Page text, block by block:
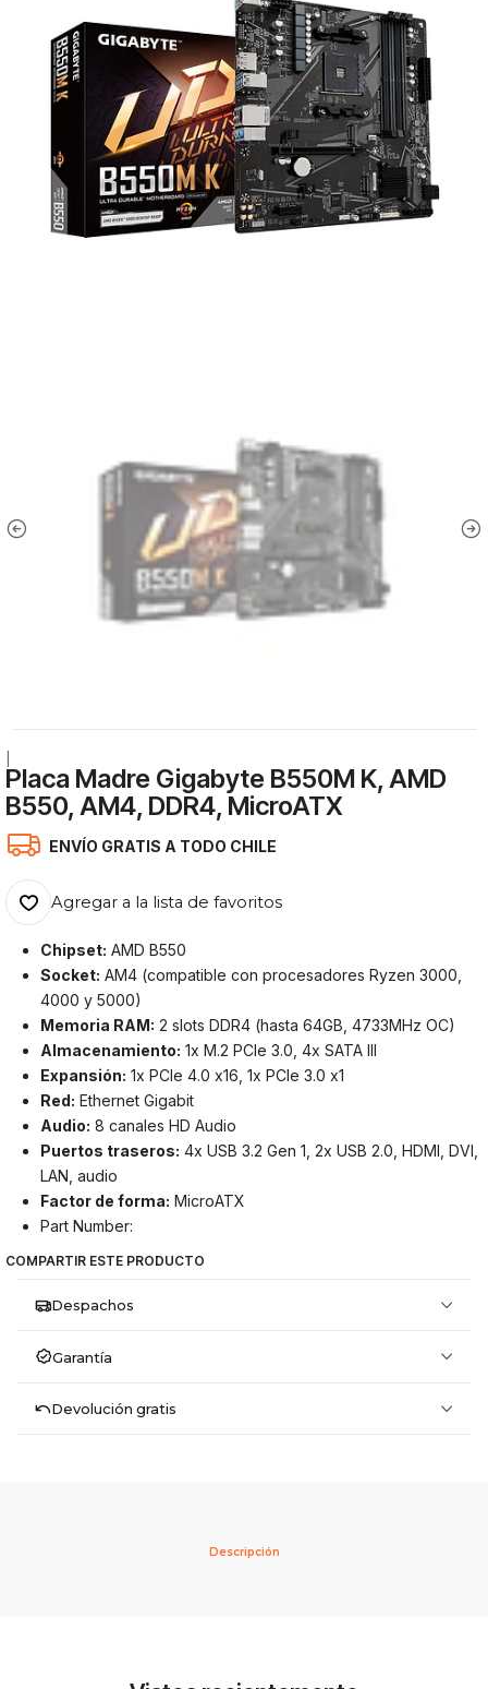
Placa Madre Gigabyte B550M K, AMD
B550, AM4, DDR4, MicroATX
ENVÍO GRATIS A TODO CHILE
Agregar a la lista de favoritos
Chipset: AMD B550
Socket: AM4 (compatible con procesadores Ryzen 3000,
4000 y 5000)
Memoria RAM: 2 slots DDR4 (hasta 64GB, 4733MHz OC)
Almacenamiento: 1x M.2 PCIe 3.0, 4x SATA III
Expansión: 1x PCIe 4.0 x16, 1x PCIe 3.0 x1
Red: Ethernet Gigabit
Audio: 8 canales HD Audio
Puertos traseros: 4x USB 3.2 Gen 1, 2x USB 2.0, HDMI, DVI,
LAN, audio
Factor de forma: MicroATX
Part Number:
COMPARTIR ESTE PRODUCTO
Despachos
Garantía
Devolución gratis
Descripción